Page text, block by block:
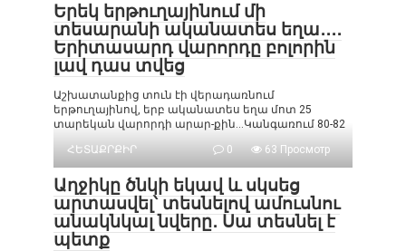
Երեկ երթուղայինում մի
տեսարանի ականատես եղա․․․․
Երիտասարդ վարորդը բոլորին
լավ դաս տվեց
Աշխատանքից տուն էի վերադառնում
երթուղայինով, երբ ականատես եղա մոտ 25
տարեկան վարորդի արար-քին…Կանգառում 80-82
ՀԵՏԱՔՐՔԻՐ
0 63 Просмотр
Աղջիկը ծնկի եկավ և սկսեց
արտասվել՝ տեսնելով ամուսնու
անակնկալ նվերը․ Սա տեսնել է
պետք